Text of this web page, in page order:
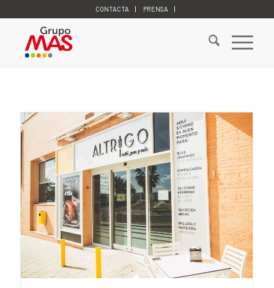
CONTACTA PRENSA